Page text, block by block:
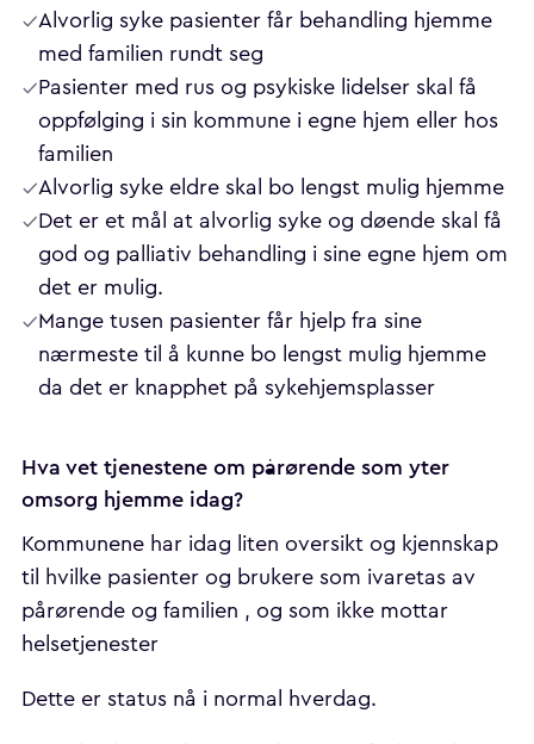
Alvorlig syke pasienter får behandling hjemme
med familien rundt seg
Pasienter med rus og psykiske lidelser skal få
oppfølging i sin kommune i egne hjem eller hos
familien
Alvorlig syke eldre skal bo lengst mulig hjemme
Det er et mål at alvorlig syke og døende skal få
god og palliativ behandling i sine egne hjem om
det er mulig.
Mange tusen pasienter får hjelp fra sine
nærmeste til å kunne bo lengst mulig hjemme
da det er knapphet på sykehjemsplasser
Hva vet tjenestene om pårørende som yter
omsorg hjemme idag?
Kommunene har idag liten oversikt og kjennskap
til hvilke pasienter og brukere som ivaretas av
pårørende og familien , og som ikke mottar
helsetjenester
Dette er status nå i normal hverdag.